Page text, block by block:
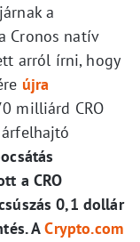
a
Cronos natív
arról írni, hogy
újra
milliárd CRO
a CRO
0,1 dollár
ACrypto.com